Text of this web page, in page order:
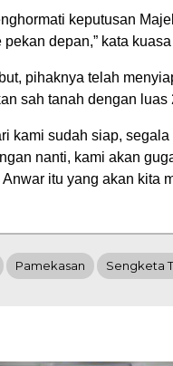
keputusan
pekan depan,” kata
pihaknya telah
sah tanah dengan luas
kami sudah siap,
nanti, kami akan
itu yang akan kita
Pamekasan Sengketa